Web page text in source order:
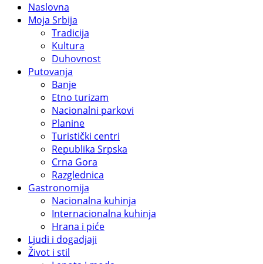
Naslovna
Moja Srbija
Tradicija
Kultura
Duhovnost
Putovanja
Banje
Etno turizam
Nacionalni parkovi
Planine
Turistički centri
Republika Srpska
Crna Gora
Razglednica
Gastronomija
Nacionalna kuhinja
Internacionalna kuhinja
Hrana i piće
Ljudi i dogadjaji
Život i stil